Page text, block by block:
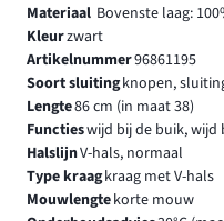
Materiaal Bovenste laag:
Kleurzwart
Artikelnummer96861195
Soort sluitingknopen,
Lengte86 cm (in maat 38)
Functieswijd bij de buik, wijd
HalslijnV-hals, normaal
Type kraagkraag met V-hals
Mouwlengtekorte mouw